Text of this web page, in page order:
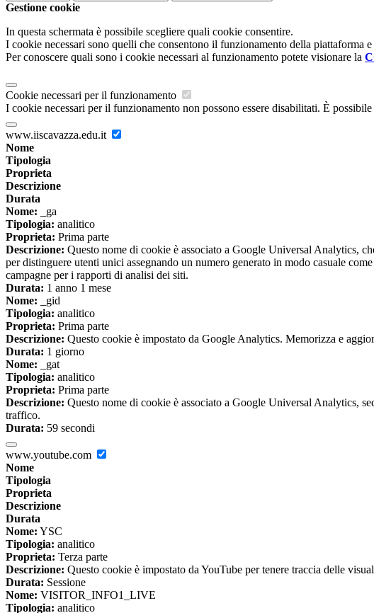
Gestione cookie
In questa schermata è possibile scegliere quali cookie consentire.
I cookie necessari sono quelli che consentono il funzionamento della piattaforma
Per conoscere quali sono i cookie necessari al funzionamento potete visionare la
Cookie necessari per il funzionamento
I cookie necessari per il funzionamento non possono essere disabilitati. È
www.iiscavazza.edu.it
Nome
Tipologia
Proprieta
Descrizione
Durata
Nome: _ga
Tipologia: analitico
Proprieta: Prima parte
Descrizione: Questo nome di cookie è associato a Google Universal Analytics,
per distinguere utenti unici assegnando un numero generato in modo casuale
campagne per i rapporti di analisi dei siti.
Durata: 1 anno 1 mese
Nome: _gid
Tipologia: analitico
Proprieta: Prima parte
Descrizione: Questo cookie è impostato da Google Analytics. Memorizza e
Durata: 1 giorno
Nome: _gat
Tipologia: analitico
Proprieta: Prima parte
Descrizione: Questo nome di cookie è associato a Google Universal Analytics,
traffico.
Durata: 59 secondi
www.youtube.com
Nome
Tipologia
Proprieta
Descrizione
Durata
Nome: YSC
Tipologia: analitico
Proprieta: Terza parte
Descrizione: Questo cookie è impostato da YouTube per tenere traccia delle
Durata: Sessione
Nome: VISITOR_INFO1_LIVE
Tipologia: analitico